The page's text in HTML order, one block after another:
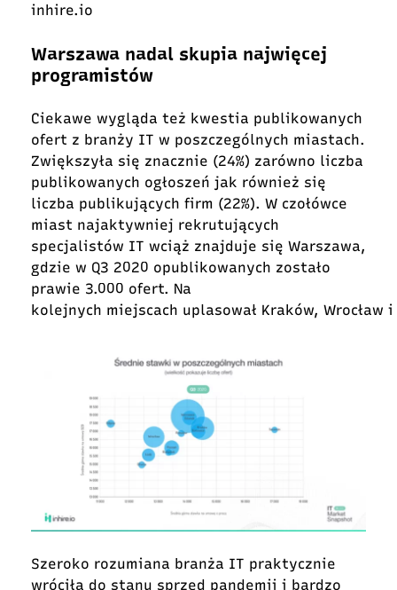
inhire.io
Warszawa nadal skupia najwięcej
programistów
Ciekawe wygląda też kwestia publikowanych
ofert z branży IT w poszczególnych miastach.
Zwiększyła się znacznie (24%) zarówno liczba
publikowanych ogłoszeń jak również się
liczba publikujących firm (22%). W czołówce
miast najaktywniej rekrutujących
specjalistów IT wciąż znajduje się Warszawa,
gdzie w Q3 2020 opublikowanych zostało
prawie 3.000 ofert. Na
kolejnych miejscach uplasował Kraków, Wrocław i
Szeroko rozumiana branża IT praktycznie
wróciła do stanu sprzed pandemii i bardzo